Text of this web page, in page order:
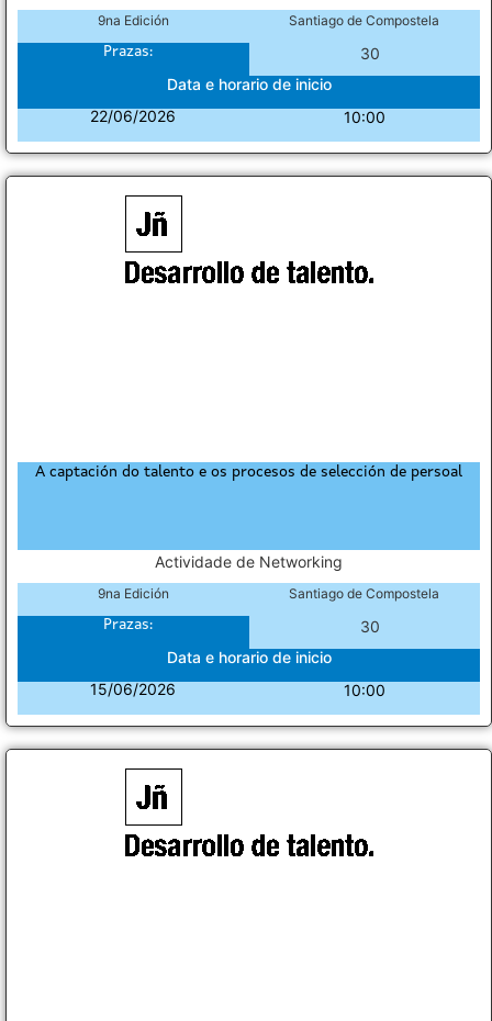
9na Edición Santiago de Compostela
Prazas:
30
Data e horario de inicio
22/06/2026
10:00
A captación do talento e os procesos de selección de persoal
Actividade de Networking
9na Edición Santiago de Compostela
Prazas:
30
Data e horario de inicio
15/06/2026
10:00